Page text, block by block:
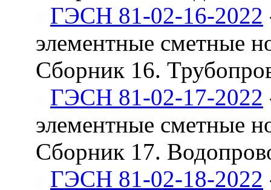
ГЭСН 81-02-16-2022
элементные сметные
Сборник 16.
ГЭСН 81-02-17-2022
элементные сметные
Сборник 17.
ГЭСН 81-02-18-2022